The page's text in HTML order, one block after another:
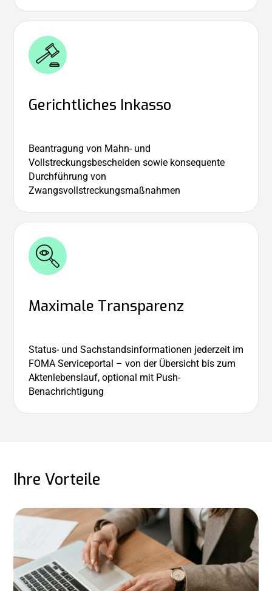
Gerichtliches Inkasso
Beantragung von Mahn- und
Vollstreckungsbescheiden sowie konsequente
Durchführung von
Zwangsvollstreckungsmaßnahmen
Maximale Transparenz
Status- und Sachstandsinformationen jederzeit im
FOMA Serviceportal – von der Übersicht bis zum
Aktenlebenslauf, optional mit Push-
Benachrichtigung
Ihre Vorteile